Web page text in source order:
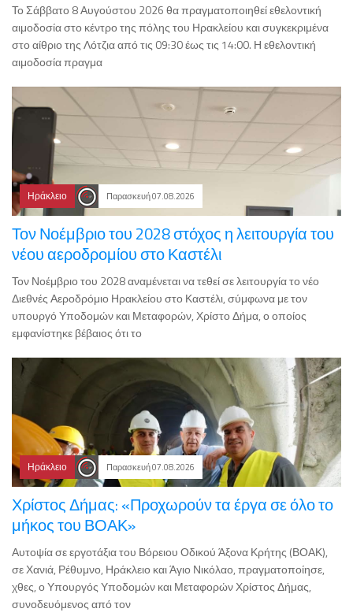
Το Σάββατο 8 Αυγούστου 2026 θα πραγματοποιηθεί εθελοντική
αιμοδοσία στο κέντρο της πόλης του Ηρακλείου και συγκεκριμένα
στο αίθριο της Λότζια από τις 09:30 έως τις 14:00. Η εθελοντική
αιμοδοσία πραγμα
Ηράκλειο Παρασκευή 07.08.2026
Τον Νοέμβριο του 2028 στόχος η λειτουργία του
νέου αεροδρομίου στο Καστέλι
Τον Νοέμβριο του 2028 αναμένεται να τεθεί σε λειτουργία το νέο
Διεθνές Αεροδρόμιο Ηρακλείου στο Καστέλι, σύμφωνα με τον
υπουργό Υποδομών και Μεταφορών, Χρίστο Δήμα, ο οποίος
εμφανίστηκε βέβαιος ότι το
Ηράκλειο Παρασκευή 07.08.2026
Χρίστος Δήμας: «Προχωρούν τα έργα σε όλο το
μήκος του ΒΟΑΚ»
Αυτοψία σε εργοτάξια του Βόρειου Οδικού Άξονα Κρήτης (ΒΟΑΚ),
σε Χανιά, Ρέθυμνο, Ηράκλειο και Άγιο Νικόλαο, πραγματοποίησε,
χθες, ο Υπουργός Υποδομών και Μεταφορών Χρίστος Δήμας,
συνοδευόμενος από τον